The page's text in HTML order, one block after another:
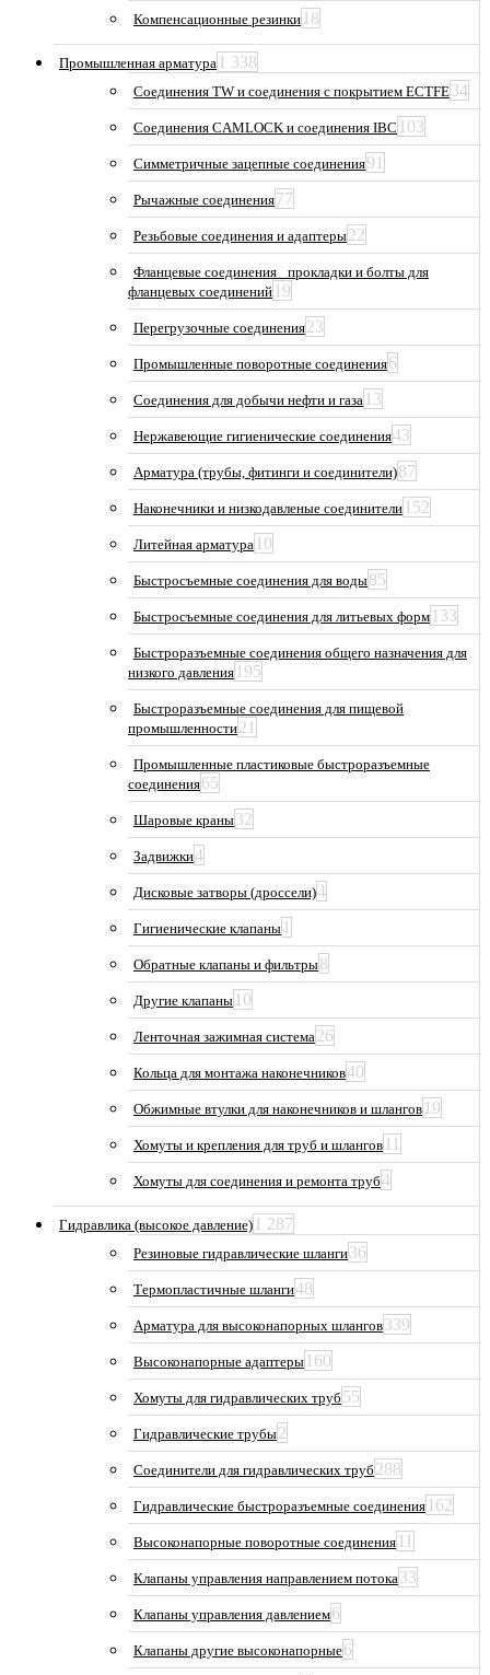
Компенсационные резинки 18
Промышленная арматура 1 338
Соединения TW и соединения с покрытием ECTFE34
Соединения CAMLOCK и соединения IBC 103
Симметричные зацепные соединения91
Рычажные соединения77
Резьбовые соединения и адаптеры22
Фланцевые соединения_ прокладки и болты для
фланцевых соединений 19
Перегрузочные соединения23
Промышленные поворотные соединения6
Соединения для добычи нефти и газа 13
Нержавеющие гигиенические соединения43
Арматура (трубы, фитинги и соединители)87
Наконечники и низкодавленые соединители 152
Литейная арматура 10
Быстросъемные соединения для воды85
Быстросъемные соединения для литьевых форм 133
Быстроразъемные соединения общего назначения для
низкого давления 195
Быстроразъемные соединения для пищевой
промышленности21
Промышленные пластиковые быстроразъемные
соединения65
Шаровые краны32
Задвижки4
Дисковые затворы (дроссели)4
Гигиенические клапаны 1
Обратные клапаны и фильтры8
Другие клапаны 10
Ленточная зажимная система26
Кольца для монтажа наконечников40
Обжимные втулки для наконечников и шлангов 19
Хомуты и крепления для труб и шлангов 11
Хомуты для соединения и ремонта труб4
Гидравлика (высокое давление) 1 287
Резиновые гидравлические шланги36
Термопластичные шланги48
Арматура для высоконапорных шлангов339
Высоконапорные адаптеры 160
Хомуты для гидравлических труб 55
Гидравлические трубы2
Соединители для гидравлических труб 288
Гидравлические быстроразъемные соединения 162
Высоконапорные поворотные соединения 11
Клапаны управления направлением потока33
Клапаны управления давлением6
Клапаны другие высоконапорные6